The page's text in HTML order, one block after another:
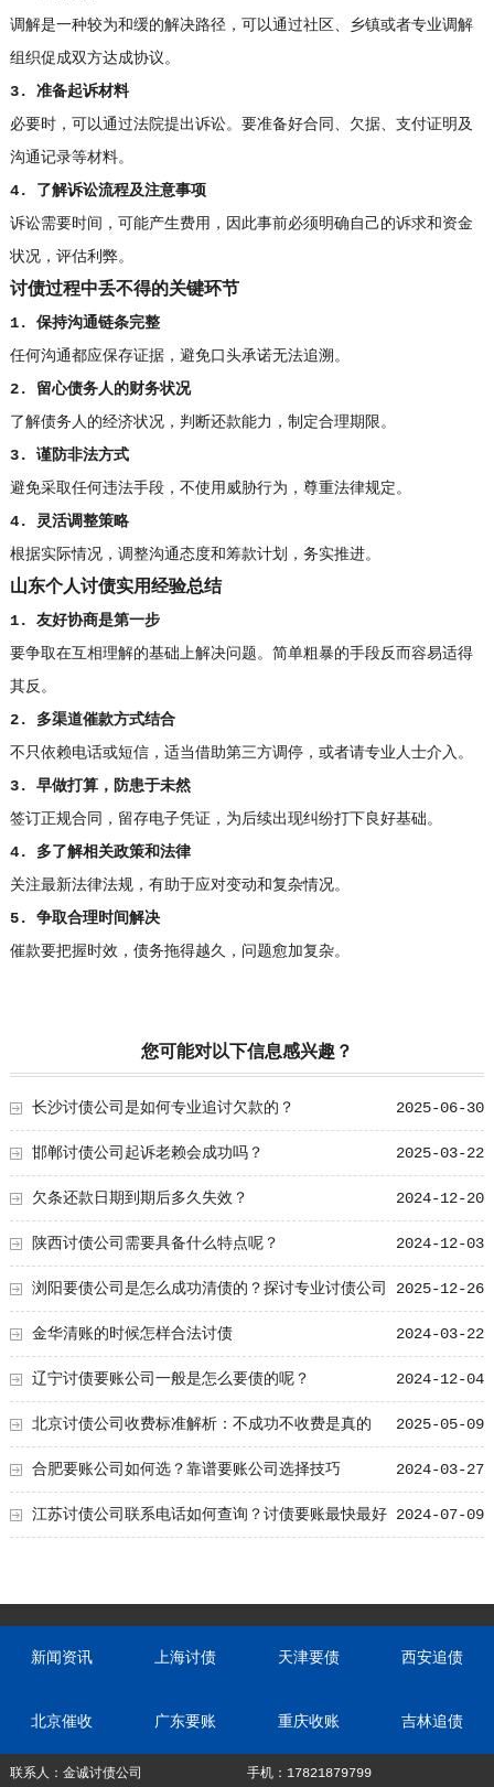
调解是一种较为和缓的解决路径，可以通过社区、乡镇或者专业调解
组织促成双方达成协议。
3. 准备起诉材料
必要时，可以通过法院提出诉讼。要准备好合同、欠据、支付证明及
沟通记录等材料。
4. 了解诉讼流程及注意事项
诉讼需要时间，可能产生费用，因此事前必须明确自己的诉求和资金
状况，评估利弊。
讨债过程中丢不得的关键环节
1. 保持沟通链条完整
任何沟通都应保存证据，避免口头承诺无法追溯。
2. 留心债务人的财务状况
了解债务人的经济状况，判断还款能力，制定合理期限。
3. 谨防非法方式
避免采取任何违法手段，不使用威胁行为，尊重法律规定。
4. 灵活调整策略
根据实际情况，调整沟通态度和筹款计划，务实推进。
山东个人讨债实用经验总结
1. 友好协商是第一步
要争取在互相理解的基础上解决问题。简单粗暴的手段反而容易适得
其反。
2. 多渠道催款方式结合
不只依赖电话或短信，适当借助第三方调停，或者请专业人士介入。
3. 早做打算，防患于未然
签订正规合同，留存电子凭证，为后续出现纠纷打下良好基础。
4. 多了解相关政策和法律
关注最新法律法规，有助于应对变动和复杂情况。
5. 争取合理时间解决
催款要把握时效，债务拖得越久，问题愈加复杂。
您可能对以下信息感兴趣？
2025-06-30
长沙讨债公司是如何专业追讨欠款的？
2025-03-22
邯郸讨债公司起诉老赖会成功吗？
2024-12-20
欠条还款日期到期后多久失效？
2024-12-03
陕西讨债公司需要具备什么特点呢？
2025-12-26
浏阳要债公司是怎么成功清债的？探讨专业讨债公司
的方法 2024-03-22
金华清账的时候怎样合法讨债
2024-12-04
辽宁讨债要账公司一般是怎么要债的呢？
2025-05-09
北京讨债公司收费标准解析：不成功不收费是真的
吗？ 2024-03-27
合肥要账公司如何选？靠谱要账公司选择技巧
2024-07-09
江苏讨债公司联系电话如何查询？讨债要账最快最好
新闻资讯 上海讨债 天津要债 西安追债
北京催收 广东要账 重庆收账 吉林追债
联系人：金诚讨债公司 手机：17821879799